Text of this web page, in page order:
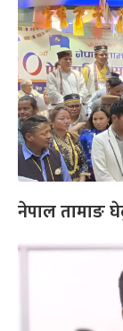
नेपाल तामाङ